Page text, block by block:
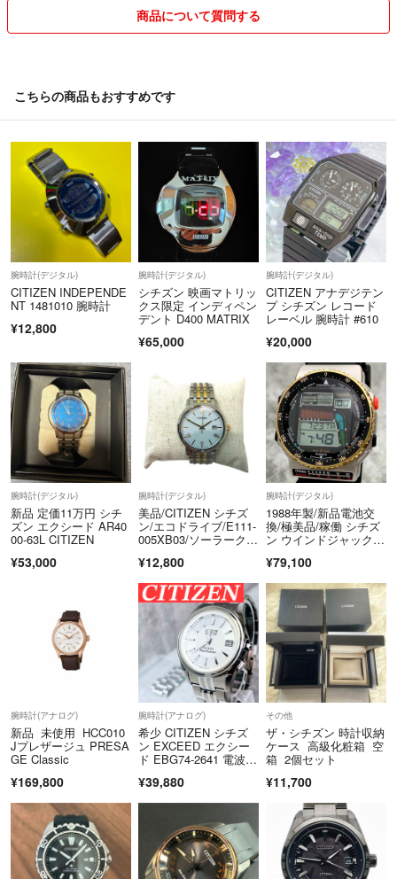
商品について質問する
こちらの商品もおすすめです
腕時計(デジタル)
CITIZEN INDEPENDE
NT 1481010 腕時計
¥12,800
腕時計(デジタル)
シチズン 映画マトリッ
クス限定 インディペン
デント D400 MATRIX
¥65,000
腕時計(デジタル)
CITIZEN アナデジテン
プ シチズン レコード
レーベル 腕時計 #610
¥20,000
腕時計(デジタル)
新品 定価11万円 シチ
ズン エクシード AR40
00-63L CITIZEN
¥53,000
腕時計(デジタル)
美品/CITIZEN シチズ
ン/エコドライブ/E111-
005XB03/ソーラークォ
盤 ステンレス シルバ
ラー/FB3522
¥12,800
腕時計(デジタル)
1988年製/新品電池交
換/極美品/稼働 シチズ
ン ウインドジャック D
¥79,100
腕時計(アナログ)
新品 未使用 HCC010
Jプレザージュ PRESA
GE Classic
¥169,800
腕時計(アナログ)
希少 CITIZEN シチズ
ン EXCEED エクシー
ド EBG74-2641 電波ソ
テクト メンズ 腕時計
¥39,880
その他
ザ・シチズン 時計収納
ケース 高級化粧箱 空
箱 2個セット
¥11,700